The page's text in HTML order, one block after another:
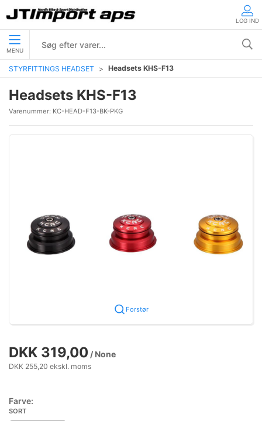
LOG IND
MENU
STYRFITTINGS HEADSET Headsets KHS-F13
Headsets KHS-F13
Varenummer: KC-HEAD-F13-BK-PKG
Forstør
DKK 319,00 / None
DKK 255,20 ekskl. moms
Farve:
SORT